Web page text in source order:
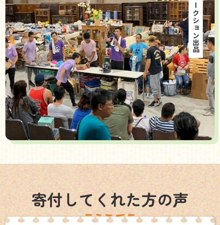
海外オークション出品
寄付してくれた方の声